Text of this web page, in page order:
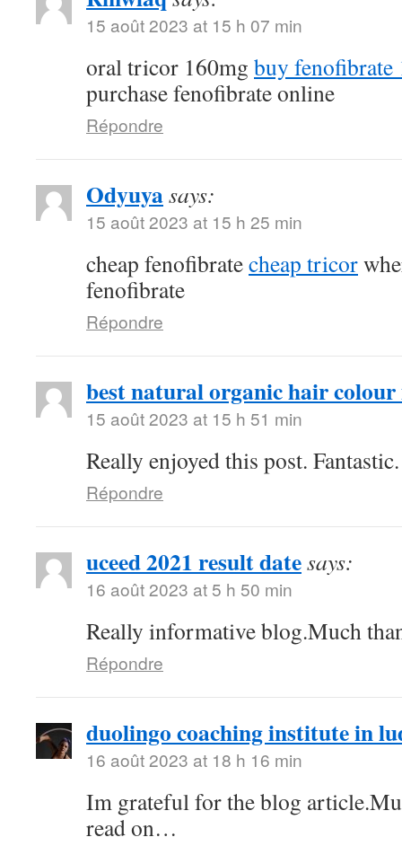
15 août 2023 at 15 h 07 min
oral tricor 160mg buy fenofibrate
purchase fenofibrate online
Répondre
Odyuyasays:
15 août 2023 at 15 h 25 min
cheap fenofibratecheap tricor
fenofibrate
Répondre
best natural organic hair
15 août 2023 at 15 h 51 min
Really enjoyed this post. Fantastic.
Répondre
uceed 2021 result datesays:
16 août 2023 at 5 h 50 min
Really informative blog.Much
Répondre
duolingo coaching institute in
16 août 2023 at 18 h 16 min
Im grateful for the blog
read on…